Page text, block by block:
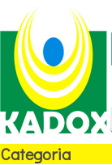
Categoria